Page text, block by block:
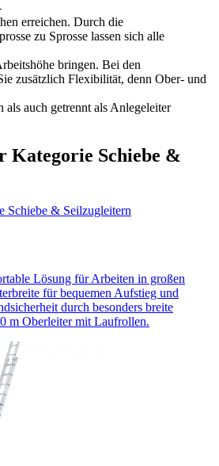
erreichen. Durch die
zu Sprosse lassen sich alle
bringen. Bei den
zusätzlich Flexibilität, denn Ober- und
als auch getrennt als Anlegeleiter
Kategorie Schiebe &
Schiebe & Seilzugleitern
Lösung für Arbeiten in großen
für bequemen Aufstieg und
durch besonders breite
m Oberleiter mit Laufrollen.